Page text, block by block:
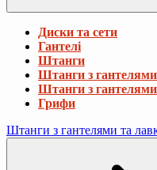
Диски та сети
Гантелі
Штанги
Штанги з гантелями
Штанги з
Грифи
Штанги з гантелями та